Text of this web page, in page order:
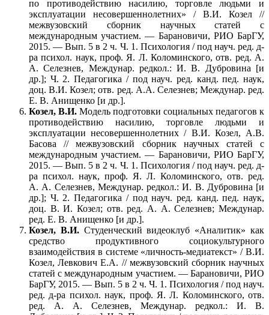
по противодействию насилию, торговле людьми и
эксплуатации несовершеннолетних» / В.И. Козел //
межвузовский сборник научных статей с
международным участием. — Барановичи, РИО БарГУ,
2015. — Вып. 5 в 2 ч. Ч. 1. Психология / под науч. ред. д-
ра психол. наук, проф. Я. Л. Коломинского, отв. ред. А.
А. Селезнев, Междунар. редкол.: И. В. Дубровина [и
др.]; Ч. 2. Педагогика / под науч. ред. канд. пед. наук,
доц. В.И. Козел; отв. ред. А.А. Селезнев; Междунар. ред.
Е. В. Анищенко [и др.].
Козел, В.И. Модель подготовки социальных педагогов к
противодействию насилию, торговле людьми и
эксплуатации несовершеннолетних / В.И. Козел, А.В.
Басова // межвузовский сборник научных статей с
международным участием. — Барановичи, РИО БарГУ,
2015. — Вып. 5 в 2 ч. Ч. 1. Психология / под науч. ред. д-
ра психол. наук, проф. Я. Л. Коломинского, отв. ред.
А. А. Селезнев, Междунар. редкол.: И. В. Дубровина [и
др.]; Ч. 2. Педагогика / под науч. ред. канд. пед. наук,
доц. В. И. Козел; отв. ред. А. А. Селезнев; Междунар.
ред. Е. В. Анищенко [и др.].
Козел, В.И. Студенческий видеоклуб «Аналитик» как
средство продуктивного социокультурного
взаимодействия в системе «личность-медиатекст» / В.И.
Козел, Левкович Е.А. // межвузовский сборник научных
статей с международным участием. — Барановичи, РИО
БарГУ, 2015. — Вып. 5 в 2 ч. Ч. 1. Психология / под науч.
ред. д-ра психол. наук, проф. Я. Л. Коломинского, отв.
ред. А. А. Селезнев, Междунар. редкол.: И. В.